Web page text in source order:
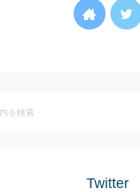
Twitter